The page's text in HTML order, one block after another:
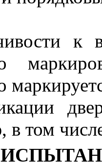
к
том